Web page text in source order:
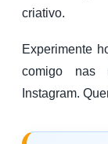
criativo.
Experimente
comigo nas
Instagram.